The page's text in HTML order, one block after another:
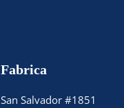
Fabrica
San Salvador #1851